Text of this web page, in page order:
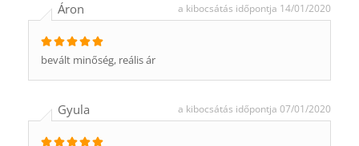
Áron a kibocsátás időpontja 14/01/2020
bevált minőség, reális ár
Gyula a kibocsátás időpontja 07/01/2020